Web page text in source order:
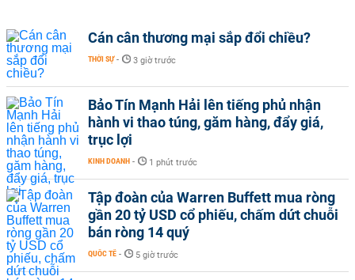
Cán cân thương mại sắp đổi chiều?
THỜI SỰ - 3 giờ trước
Bảo Tín Mạnh Hải lên tiếng phủ nhận
hành vi thao túng, găm hàng, đẩy giá,
trục lợi
KINH DOANH - 1 phút trước
Tập đoàn của Warren Buffett mua ròng
gần 20 tỷ USD cổ phiếu, chấm dứt chuỗi
bán ròng 14 quý
QUỐC TẾ - 5 giờ trước